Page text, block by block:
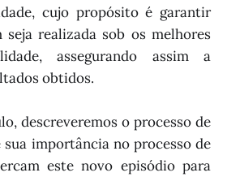
cujo propósito é garantir
seja realizada sob os melhores
assegurando assim a
obtidos.
descreveremos o processo de
importância no processo de
este novo episódio para